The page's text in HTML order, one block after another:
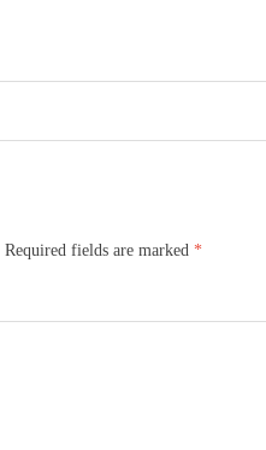
Required fields are marked *